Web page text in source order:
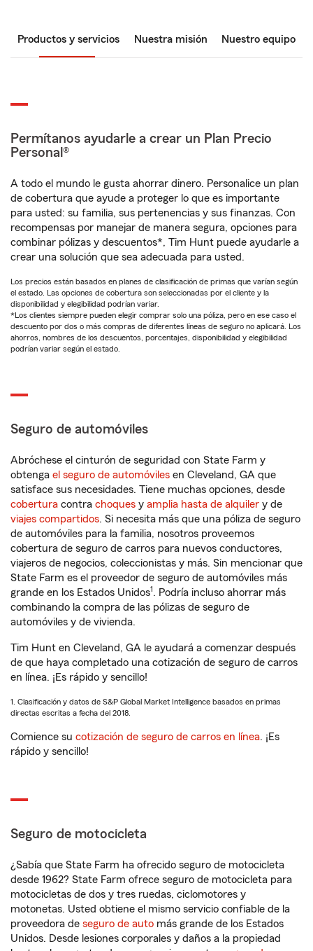
Productos y servicios Nuestra misión Nuestro equipo
Permítanos ayudarle a crear un Plan Precio
Personal®
A todo el mundo le gusta ahorrar dinero. Personalice un plan
de cobertura que ayude a proteger lo que es importante
para usted: su familia, sus pertenencias y sus finanzas. Con
recompensas por manejar de manera segura, opciones para
combinar pólizas y descuentos*, Tim Hunt puede ayudarle a
crear una solución que sea adecuada para usted.
Los precios están basados en planes de clasificación de primas que varían según
el estado. Las opciones de cobertura son seleccionadas por el cliente y la
disponibilidad y elegibilidad podrían variar.
*Los clientes siempre pueden elegir comprar solo una póliza, pero en ese caso el
descuento por dos o más compras de diferentes líneas de seguro no aplicará. Los
ahorros, nombres de los descuentos, porcentajes, disponibilidad y elegibilidad
podrían variar según el estado.
Seguro de automóviles
Abróchese el cinturón de seguridad con State Farm y
obtenga el seguro de automóviles en Cleveland, GA que
satisface sus necesidades. Tiene muchas opciones, desde
cobertura contra choques y amplia hasta de alquiler y de
viajes compartidos. Si necesita más que una póliza de seguro
de automóviles para la familia, nosotros proveemos
cobertura de seguro de carros para nuevos conductores,
viajeros de negocios, coleccionistas y más. Sin mencionar que
State Farm es el proveedor de seguro de automóviles más
grande en los Estados Unidos1. Podría incluso ahorrar más
combinando la compra de las pólizas de seguro de
automóviles y de vivienda.
Tim Hunt en Cleveland, GA le ayudará a comenzar después
de que haya completado una cotización de seguro de carros
en línea. ¡Es rápido y sencillo!
1. Clasificación y datos de S&P Global Market Intelligence basados en primas
directas escritas a fecha del 2018.
Comience su cotización de seguro de carros en línea. ¡Es
rápido y sencillo!
Seguro de motocicleta
¿Sabía que State Farm ha ofrecido seguro de motocicleta
desde 1962? State Farm ofrece seguro de motocicleta para
motocicletas de dos y tres ruedas, ciclomotores y
motonetas. Usted obtiene el mismo servicio confiable de la
proveedora de seguro de auto más grande de los Estados
Unidos. Desde lesiones corporales y daños a la propiedad